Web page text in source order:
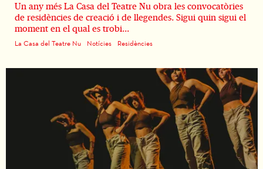
Un any més La Casa del Teatre Nu obra les convocatòries
de residències de creació i de llegendes. Sigui quin sigui el
moment en el qual es trobi...
La Casa del Teatre Nu Notícies Residències